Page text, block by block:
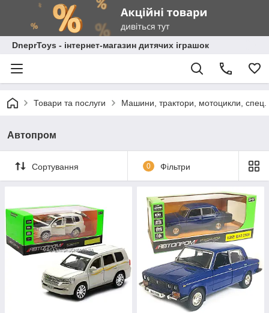
DneprToys - інтернет-магазин дитячих іграшок
Товари та послуги Машини, трактори, мотоцикли, спец.
Автопром
Сортування 0 Фільтри